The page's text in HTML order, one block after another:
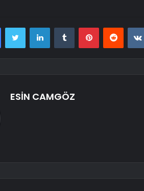
FacebookTwitter LinkedInTumblr PinterestReddit
ESİN CAMGÖZ